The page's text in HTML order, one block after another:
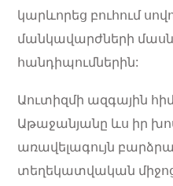
կարևորեց բուհում
մանկավարժների
հանդիպումներին:
Աուտիզմի ազգային
Աթաջանյանը ևս իր
առավելագույն
տեղեկատվական